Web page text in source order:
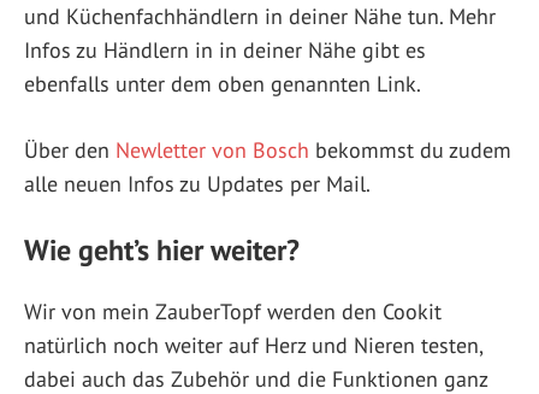
und Küchenfachhändlern in deiner Nähe tun. Mehr
Infos zu Händlern in in deiner Nähe gibt es
ebenfalls unter dem oben genannten Link.
Über den Newletter von Bosch bekommst du zudem
alle neuen Infos zu Updates per Mail.
Wie geht’s hier weiter?
Wir von mein ZauberTopf werden den Cookit
natürlich noch weiter auf Herz und Nieren testen,
dabei auch das Zubehör und die Funktionen ganz